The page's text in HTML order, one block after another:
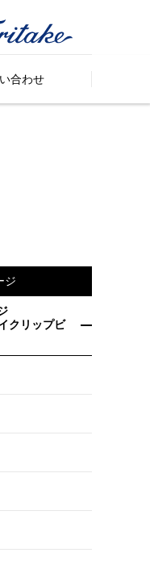
合わせ
ジ
クリップビ